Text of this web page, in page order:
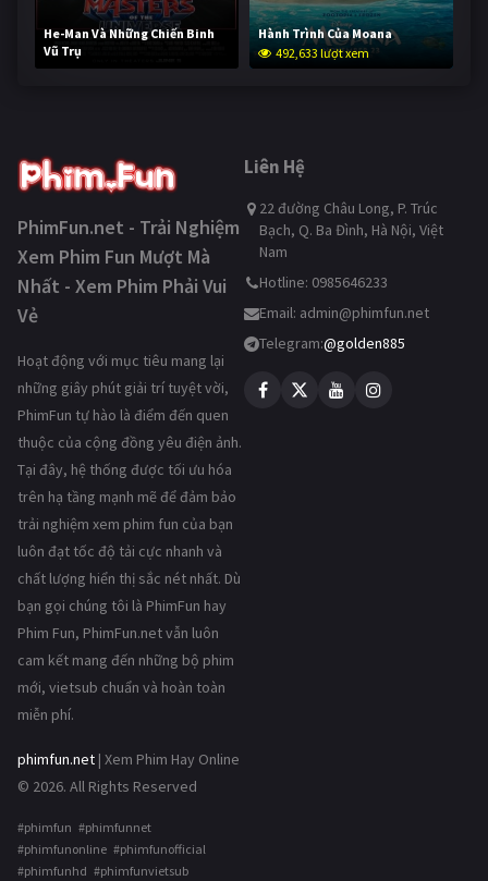
He-Man Và Những Chiến Binh
Vũ Trụ
241,582 lượt xem
Hành Trình Của Moana
492,633 lượt xem
PhimFun.net - Trải Nghiệm
Xem Phim Fun Mượt Mà
Nhất - Xem Phim Phải Vui
Vẻ
Hoạt động với mục tiêu mang lại
những giây phút giải trí tuyệt vời,
PhimFun tự hào là điểm đến quen
thuộc của cộng đồng yêu điện ảnh.
Tại đây, hệ thống được tối ưu hóa
trên hạ tầng mạnh mẽ để đảm bảo
trải nghiệm xem phim fun của bạn
luôn đạt tốc độ tải cực nhanh và
chất lượng hiển thị sắc nét nhất. Dù
bạn gọi chúng tôi là PhimFun hay
Phim Fun, PhimFun.net vẫn luôn
cam kết mang đến những bộ phim
mới, vietsub chuẩn và hoàn toàn
miễn phí.
phimfun.net | Xem Phim Hay Online
© 2026. All Rights Reserved
#phimfun #phimfunnet
#phimfunonline #phimfunofficial
#phimfunhd #phimfunvietsub
Liên Hệ
22 đường Châu Long, P. Trúc
Bạch, Q. Ba Đình, Hà Nội, Việt
Nam
Hotline: 0985646233
Email: admin@phimfun.net
Telegram:@golden885